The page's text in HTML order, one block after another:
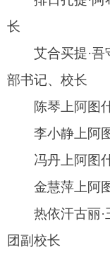
丁小雨松他克
部书记、园长
塔来别克·阿曼
记、校长
孜依那提汗·阿
园党支部书记、园长
帕热地古·来克
师